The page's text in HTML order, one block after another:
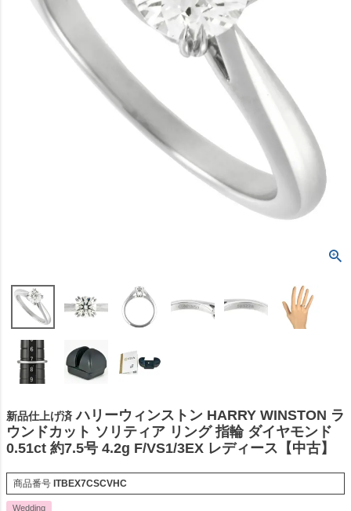
新品仕上げ済 ハリーウィンストン HARRY WINSTON ラ
ウンドカット ソリティア リング 指輪 ダイヤモンド
0.51ct 約7.5号 4.2g F/VS1/3EX レディース【中古】
商品番号 ITBEX7CSCVHC
Wedding